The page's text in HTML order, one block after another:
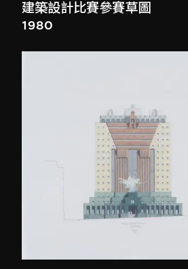
建築設計比賽參賽草圖
1980